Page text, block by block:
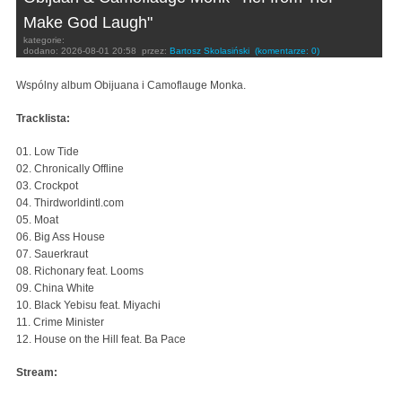
Make God Laugh"
kategorie:
dodano: 2026-08-01 20:58 przez: Bartosz Skolasiński (komentarze: 0)
Wspólny album Obijuana i Camoflauge Monka.
Tracklista:
01. Low Tide
02. Chronically Offline
03. Crockpot
04. Thirdworldintl.com
05. Moat
06. Big Ass House
07. Sauerkraut
08. Richonary feat. Looms
09. China White
10. Black Yebisu feat. Miyachi
11. Crime Minister
12. House on the Hill feat. Ba Pace
Stream: